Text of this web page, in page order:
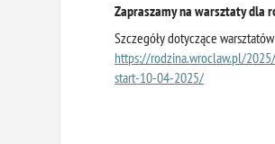
Zapraszamy na warsztaty dla
Szczegóły dotyczące
https://rodzina.wroclaw.pl/
start-10-04-2025/